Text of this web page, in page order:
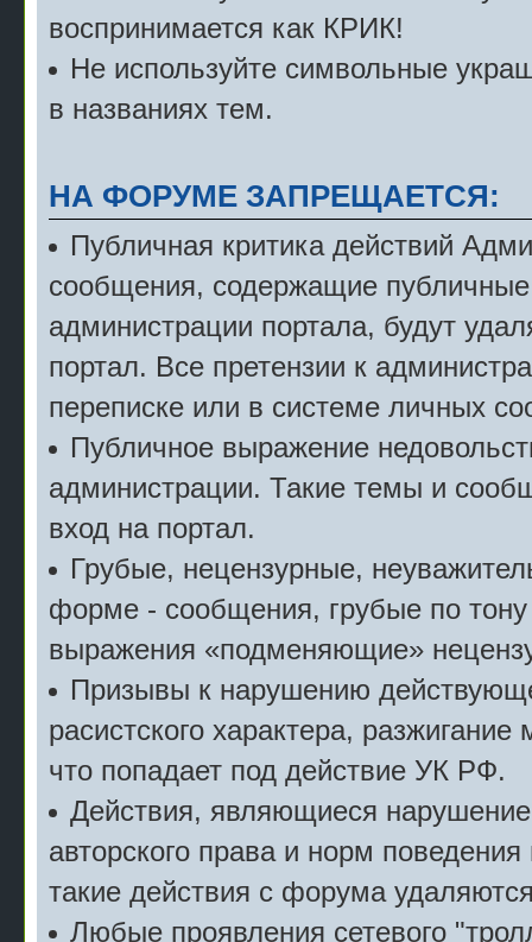
воспринимается как КРИК!
Не используйте символьные
в названиях тем.
НА ФОРУМЕ ЗАПРЕЩАЕТСЯ:
Публичная критика действий
сообщения, содержащие
администрации портала, будут
портал. Все претензии к
переписке или в системе личных
Публичное выражение
администрации. Такие темы и
вход на портал.
Грубые, нецензурные,
форме - сообщения, грубые по
выражения «подменяющие»
Призывы к нарушению
расистского характера,
что попадает под действие УК РФ.
Действия, являющиеся
авторского права и норм
такие действия с форума
Любые проявления сетевого